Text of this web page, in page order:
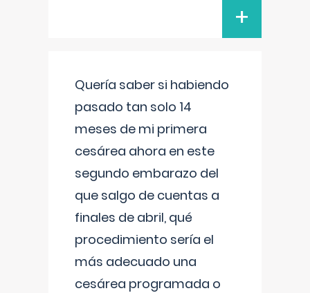
+
Quería saber si habiendo
pasado tan solo 14
meses de mi primera
cesárea ahora en este
segundo embarazo del
que salgo de cuentas a
finales de abril, qué
procedimiento sería el
más adecuado una
cesárea programada o